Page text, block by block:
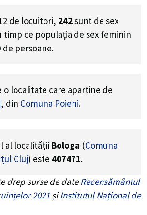
de locuitori, 242sunt de sex
timp ce populația de sex feminin
de persoane.
o localitate care aparține de
, din Comuna Poieni.
al localității Bologa (Comuna
Cluj) este 407471.
drep surse de dateRecensământul
2021 șiInstitutul Național de